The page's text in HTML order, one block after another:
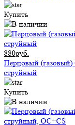
Купить
880руб.
Перцовый (газовый)
струйный
Купить